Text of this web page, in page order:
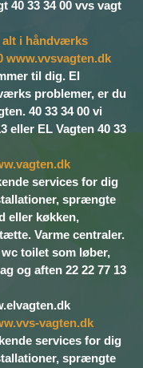
40 33 34 00 vvs vagt
alt i håndværks
www.vvsvagten.dk
til dig. El
problemer, er du
40 33 34 00 vi
eller EL Vagten 40 33
services for dig
sprængte
eller køkken,
Varme centraler.
toilet som løber,
og aften 22 22 77 13
vagten.dk
services for dig
sprængte